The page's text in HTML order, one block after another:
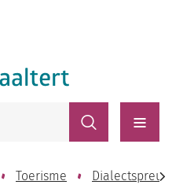
Menu
Zoeken
Toerisme Dialectspreuken